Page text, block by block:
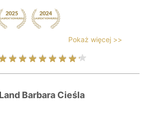
Pokaż więcej >>
Barbara Cieśla